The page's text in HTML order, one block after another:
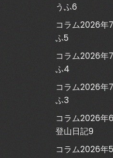
うふ6
コラム2026年
ふ5
コラム2026年
ふ4
コラム2026年
ふ3
コラム2026年
登山日記9
コラム2026年